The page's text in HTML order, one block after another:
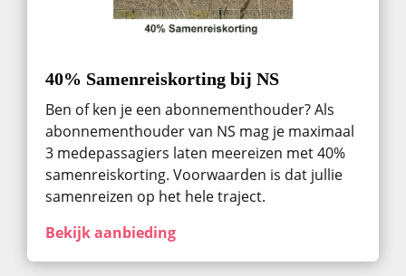
40% Samenreiskorting bij NS
Ben of ken je een abonnementhouder? Als
abonnementhouder van NS mag je maximaal
3 medepassagiers laten meereizen met 40%
samenreiskorting. Voorwaarden is dat jullie
samenreizen op het hele traject.
Bekijk aanbieding